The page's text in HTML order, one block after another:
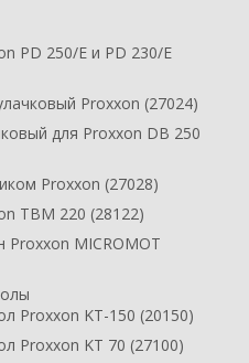
PD 250/E и PD 230/E
Proxxon (27024)
для Proxxon DB 250
Proxxon (27028)
TBM 220 (28122)
MICROMOT
Proxxon KT-150 (20150)
Proxxon KT 70 (27100)